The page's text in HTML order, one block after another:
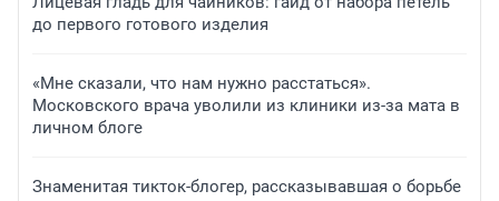
до первого готового изделия
«Мне сказали, что нам нужно расстаться».
Московского врача уволили из клиники из-за мата в
личном блоге
Знаменитая тикток-блогер, рассказывавшая о борьбе